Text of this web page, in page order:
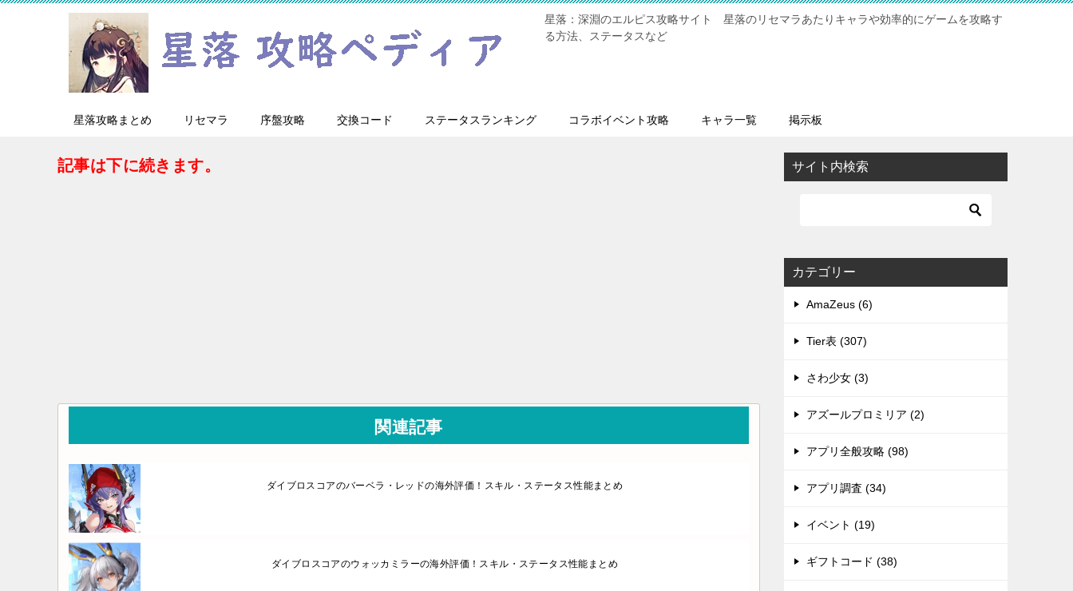
星落：深淵のエルピス攻略サイト 星落のリセマラあたりキャラや効率的にゲームを攻略す
る方法、ステータスなど
星落攻略まとめ リセマラ 序盤攻略 交換コード ステータスランキング コラボイベント攻略 キャラ一覧 掲示板
記事は下に続きます。
関連記事
ダイブロスコアのバーベラ・レッドの海外評価！スキル・ステータス性能まとめ
ダイブロスコアのウォッカミラーの海外評価！スキル・ステータス性能まとめ
サイト内検索
カテゴリー
AmaZeus (6)
Tier表 (307)
さわ少女 (3)
アズールプロミリア (2)
アプリ全般攻略 (98)
アプリ調査 (34)
イベント (19)
ギフトコード (38)